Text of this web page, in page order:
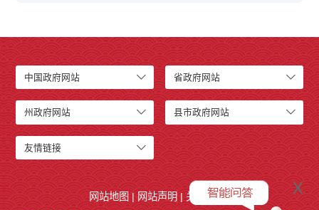
中国政府网站 省政府网站
州政府网站 县市政府网站
友情链接
网站地图 | 网站声明 | 关于我们
x